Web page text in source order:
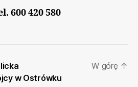
600 420 580
w Ostrówku
W górę ↑